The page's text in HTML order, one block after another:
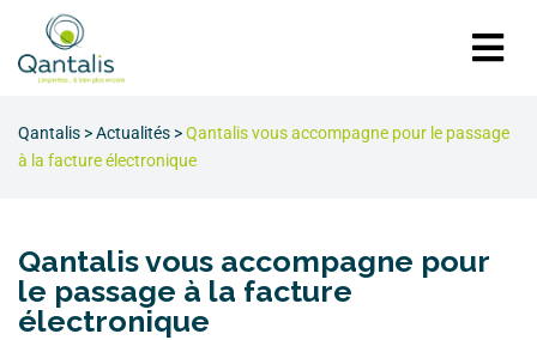
Qantalis >Actualités >Qantalis vous accompagne pour le passage
à la facture électronique
Qantalis vous accompagne pour
le passage à la facture
électronique